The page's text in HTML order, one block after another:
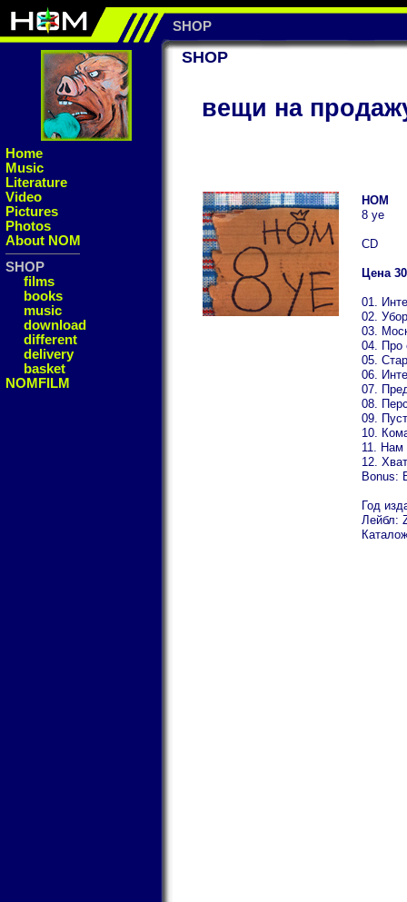
SHOP
Home
Music
Literature
Video
Pictures
Photos
About NOM
SHOP
films
books
music
download
different
delivery
basket
NOMFILM
SHOP
вещи на
НОМ
8 уе
CD
Цена
01.
02.
03.
04. Про
05.
06.
07.
08.
09.
10.
11. Нам
12.
Bonus:
Год
Лейбл: